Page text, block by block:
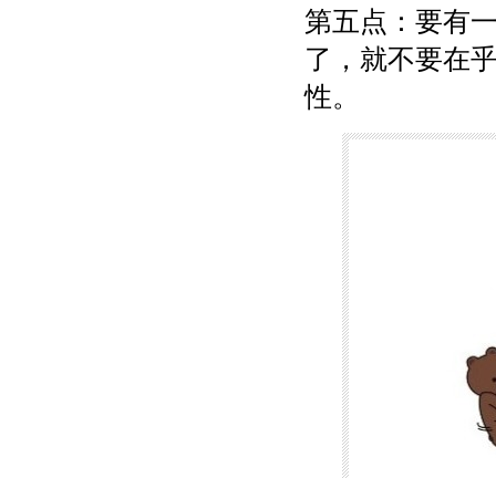
第五点：要有
了，就不要在
性。